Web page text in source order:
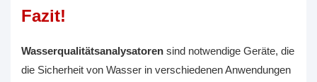
Fazit!
Wasserqualitätsanalysatoren sind notwendige Geräte, die
die Sicherheit von Wasser in verschiedenen Anwendungen